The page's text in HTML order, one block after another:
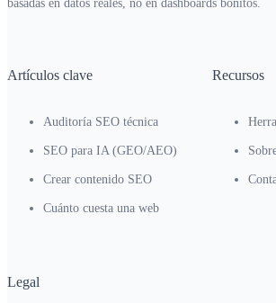
basadas en datos reales, no en dashboards bonitos.
Artículos clave
Auditoría SEO técnica
SEO para IA (GEO/AEO)
Crear contenido SEO
Cuánto cuesta una web
Recursos
Legal